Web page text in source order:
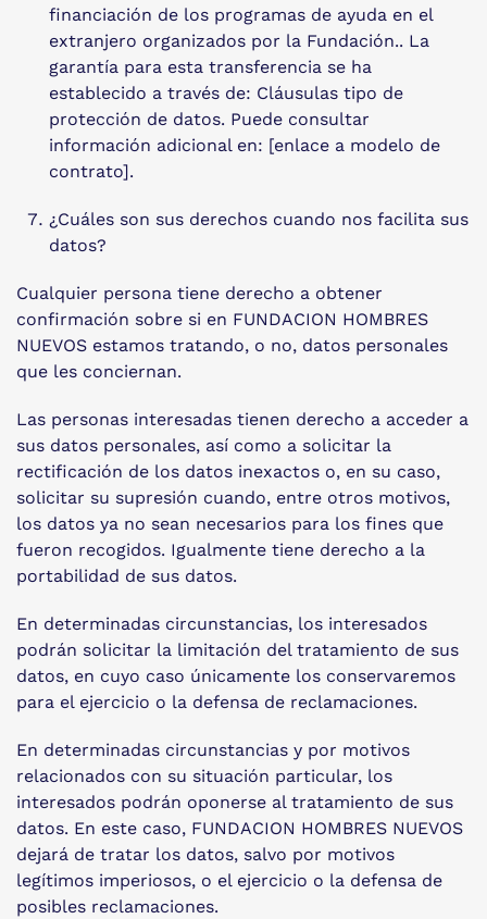
financiación de los programas de ayuda en el
extranjero organizados por la Fundación.. La
garantía para esta transferencia se ha
establecido a través de: Cláusulas tipo de
protección de datos. Puede consultar
información adicional en: [enlace a modelo de
contrato].
¿Cuáles son sus derechos cuando nos facilita sus
datos?
Cualquier persona tiene derecho a obtener
confirmación sobre si en FUNDACION HOMBRES
NUEVOS estamos tratando, o no, datos personales
que les conciernan.
Las personas interesadas tienen derecho a acceder a
sus datos personales, así como a solicitar la
rectificación de los datos inexactos o, en su caso,
solicitar su supresión cuando, entre otros motivos,
los datos ya no sean necesarios para los fines que
fueron recogidos. Igualmente tiene derecho a la
portabilidad de sus datos.
En determinadas circunstancias, los interesados
podrán solicitar la limitación del tratamiento de sus
datos, en cuyo caso únicamente los conservaremos
para el ejercicio o la defensa de reclamaciones.
En determinadas circunstancias y por motivos
relacionados con su situación particular, los
interesados podrán oponerse al tratamiento de sus
datos. En este caso, FUNDACION HOMBRES NUEVOS
dejará de tratar los datos, salvo por motivos
legítimos imperiosos, o el ejercicio o la defensa de
posibles reclamaciones.